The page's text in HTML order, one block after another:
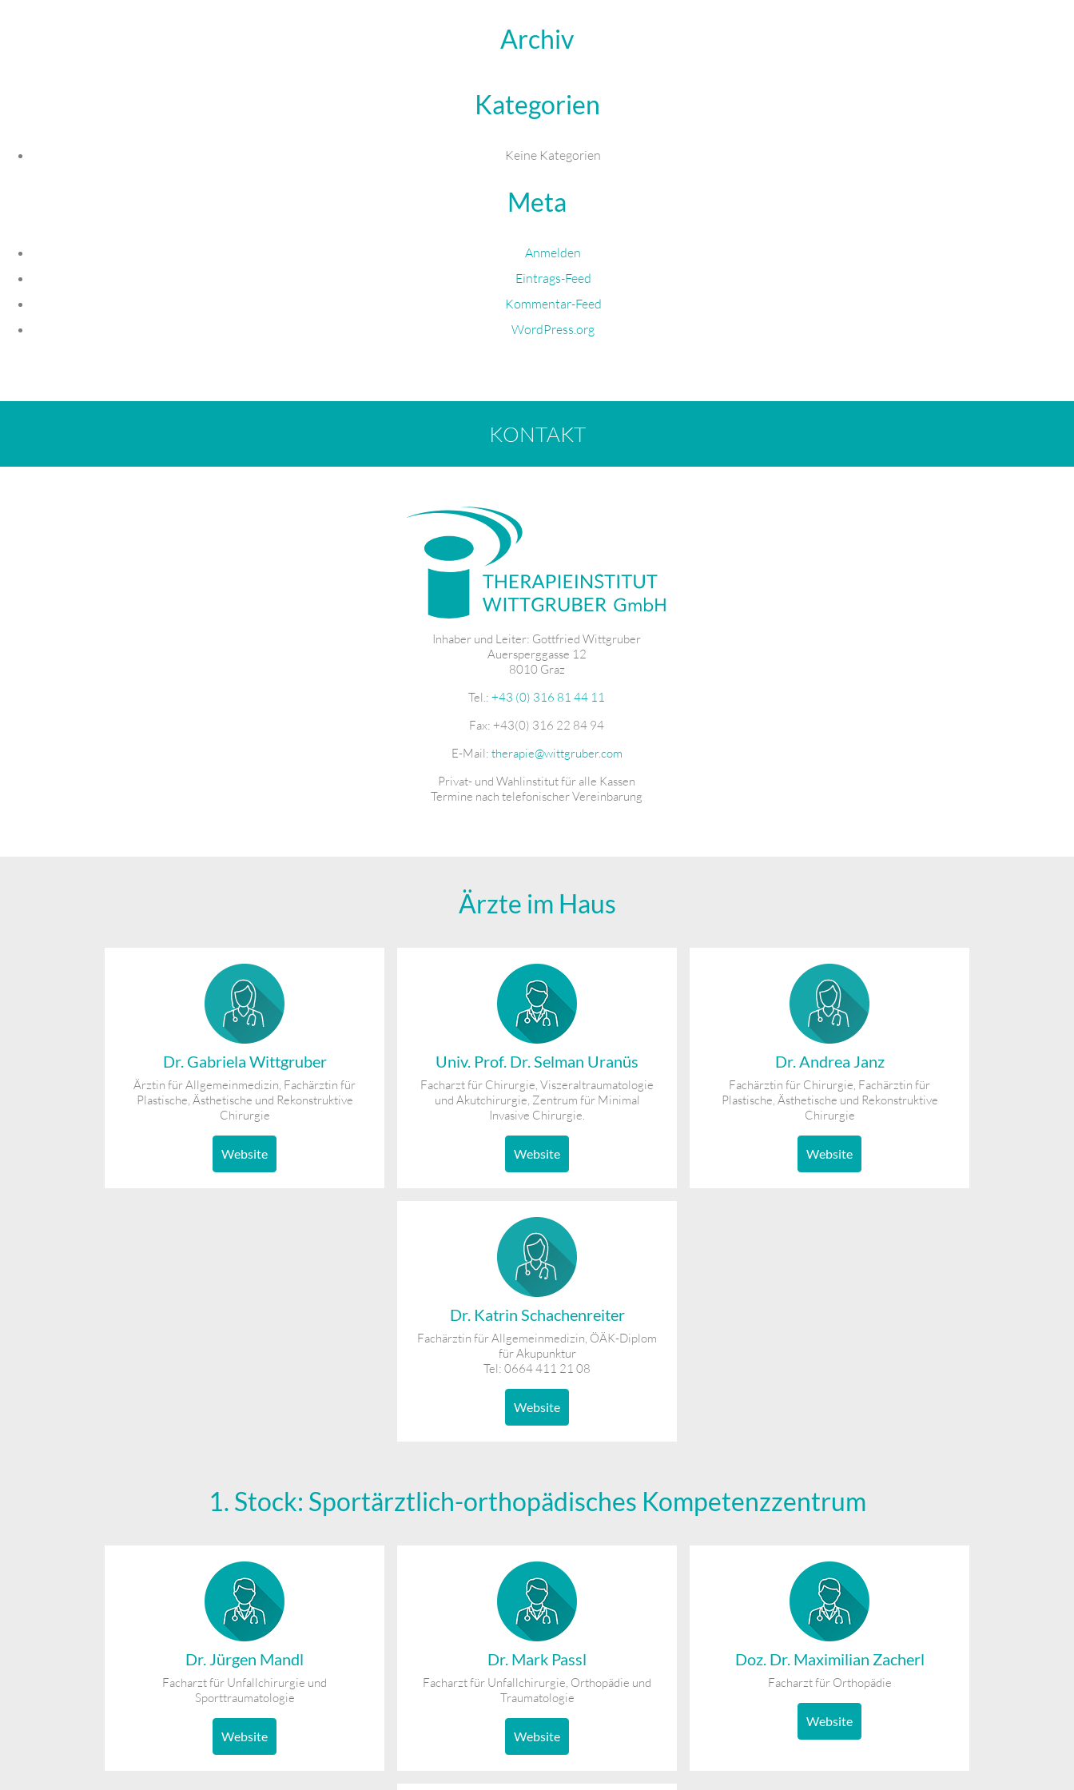
Archiv
Kategorien
Keine Kategorien
Meta
Anmelden
Eintrags-Feed
Kommentar-Feed
WordPress.org
KONTAKT
Inhaber und Leiter: Gottfried Wittgruber
Auersperggasse 12
8010 Graz
Tel.:+43 (0) 316 81 44 11
Fax: +43(0) 316 22 84 94
E-Mail: therapie@wittgruber.com
Privat- und Wahlinstitut für alle Kassen
Termine nach telefonischer Vereinbarung
Ärzte im Haus
Dr. Gabriela Wittgruber
Ärztin für Allgemeinmedizin, Fachärztin für
Plastische, Ästhetische und Rekonstruktive
Chirurgie
Website
Univ. Prof. Dr. Selman Uranüs
Facharzt für Chirurgie, Viszeraltraumatologie
und Akutchirurgie, Zentrum für Minimal
Invasive Chirurgie.
Website
Dr. Andrea Janz
Fachärztin für Chirurgie, Fachärztin für
Plastische, Ästhetische und Rekonstruktive
Chirurgie
Website
Dr. Katrin Schachenreiter
Fachärztin für Allgemeinmedizin, ÖÄK-Diplom
für Akupunktur
Tel: 0664 411 21 08
Website
1. Stock: Sportärztlich-orthopädisches Kompetenzzentrum
Dr. Jürgen Mandl
Facharzt für Unfallchirurgie und
Sporttraumatologie
Website
Dr. Mark Passl
Facharzt für Unfallchirurgie, Orthopädie und
Traumatologie
Website
Doz. Dr. Maximilian Zacherl
Facharzt für Orthopädie
Website